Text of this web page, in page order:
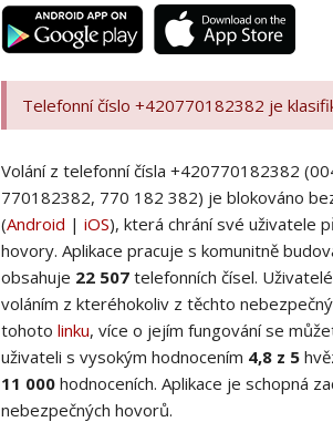
Telefonní číslo +420770182382 je
Volání z telefonní čísla +420770182382
770182382, 770 182 382) je blokováno
(Android | iOS), která chrání své uživatele
hovory. Aplikace pracuje s komunitně
obsahuje 22 507 telefonních čísel.
voláním z kteréhokoliv z těchto
tohoto linku, více o jejím fungování se
uživateli s vysokým hodnocením 4,8 z 5
11 000 hodnoceních. Aplikace je schopná
nebezpečných hovorů.